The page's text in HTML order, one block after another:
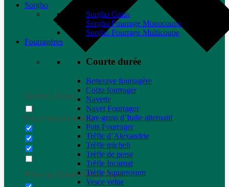
Generic filters
Exact matches only
Filter by Custom Post Type
Sorgho
Sorgho Grain
Sorgho Fourrage Monocoupe
Sorgho Fourrage Multicoupe
Fourragères
Courte durée
Betterave fourragère
Colza fourrager
Navette
Navet Fourrager
Ray-grass d’Italie alternatif
Pois Fourrager
Trèfle d’Alexandrie
Trèfle micheli
Trèfle de perse
Trèfle Incarnat
Trèfle Squarrosum
Vesce velue